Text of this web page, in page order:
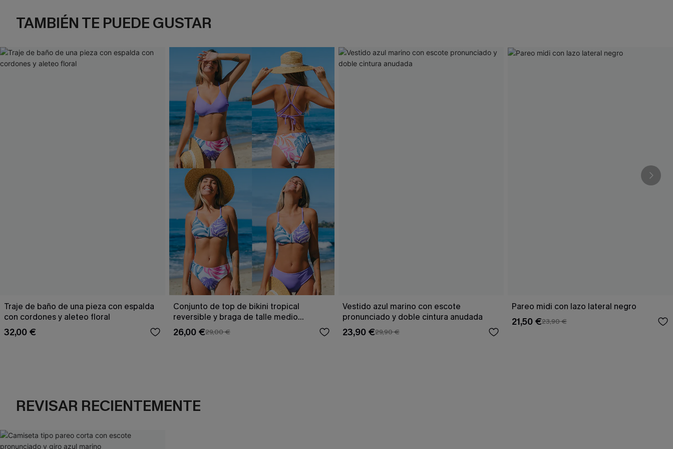
TAMBIÉN TE PUEDE GUSTAR
Traje de baño de una pieza con espalda
con cordones y aleteo floral
32,00 €
Conjunto de top de bikini tropical
reversible y braga de talle medio
Escaping
26,00 €29,00 €
Vestido azul marino con escote
pronunciado y doble cintura anudada
23,90 €29,90 €
Pareo midi con lazo lateral negro
21,50 €23,90 €
REVISAR RECIENTEMENTE